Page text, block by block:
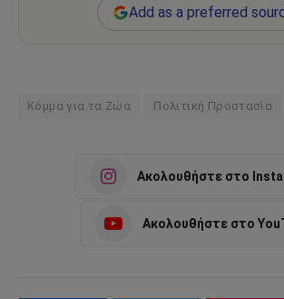
Add as a preferred
Κόμμα για τα Ζώα Πολιτική Προστασία
Ακολουθήστε στο
Ακολουθήστε στο